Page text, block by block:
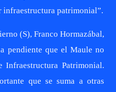
infraestructura patrimonial”.
(S), Franco Hormazábal,
pendiente que el Maule no
Infraestructura Patrimonial.
que se suma a otras